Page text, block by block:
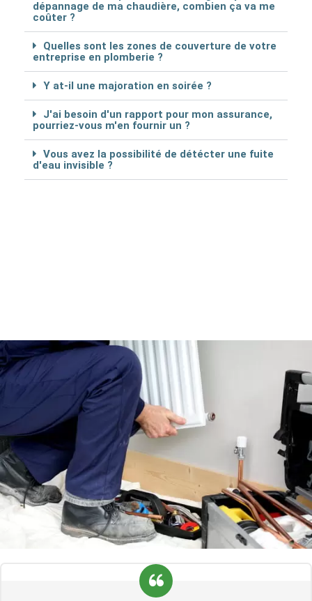
dépannage de ma chaudière, combien ça va me
coûter ?
Quelles sont les zones de couverture de votre
entreprise en plomberie ?
Y at-il une majoration en soirée ?
J'ai besoin d'un rapport pour mon assurance,
pourriez-vous m'en fournir un ?
Vous avez la possibilité de détécter une fuite
d'eau invisible ?